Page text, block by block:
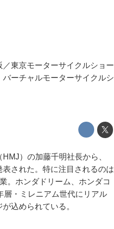
東京モーターサイクルショー
ーチャルモーターサイクルシ
）の加藤千明社長から、
された。特に注目されるのは
。ホンダドリーム、ホンダコ
層・ミレニアム世代にリアル
込められている。